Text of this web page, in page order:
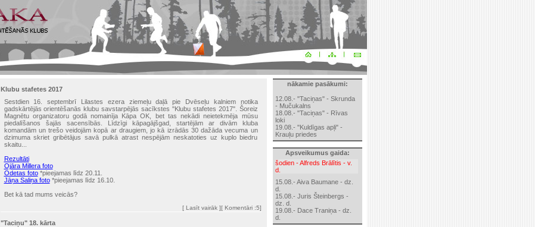
Klubu stafetes 2017
Sestdien 16. septembrī Lilastes ezera ziemeļu daļā pie Dvēseļu kalniem notika
gadskārtējās orientēšanās klubu savstarpējās sacīkstes "Klubu stafetes 2017". Šoreiz
Magnētu organizatoru godā nomainīja Kāpa OK, bet tas nekādi neietekmēja mūsu
piedalīšanos šajās sacensībās. Līdzīgi kāpagājšgad, startējām ar divām kluba
komandām un trešo veidojām kopā ar draugiem, jo kā izrādās 30 dažāda vecuma un
dzimuma skriet gribētājus savā pulkā atrast nespējām neskatoties uz kuplo biedru
skaitu...
Rezultāti
Ojāra Millera foto
Odetas foto*pieejamas līdz 20.11.
Jāņa Saliņa foto*pieejamas līdz 16.10.
Bet kā tad mums veicās?
[ Lasīt vairāk ][ Komentāri:5]
"Taciņu" 18. kārta
nākamie pasākumi:
12.08.- "Taciņas" - Skrunda
- Mučukalns
18.08.- "Taciņas" - Rīvas
loki
19.08.- "Kuldīgas apļi" -
Krauļu priedes
Apsveikumus gaida:
šodien - Alfreds Brālītis - v.
d.
15.08.- Aiva Baumane - dz.
d.
15.08.- Juris Šteinbergs -
dz. d.
19.08.- Dace Traniņa - dz.
d.